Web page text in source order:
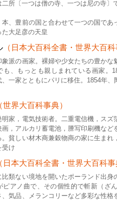
所〔一つは僧の寺、一つは尼の寺〕
本、豊前の国と合わせて一つの国で
た大足彦の天皇
（日本大百科全書・世界大百科
象派の画家。裸婦や少女たちの豊か
も、もっとも親しまれている画家。
、一家とともにパリに移住。1854年
世界大百科事典）
明家，電気技術者。二重電信機，スズ
画，アルカリ蓄電池，謄写印刷機な
。貧しい材木商兼穀物商の家に生ま
受け
日本大百科全書・世界大百科事
比類ない境地を開いたポーランド出
ピアノ曲で、その個性的で斬新（ざ
、気品、メランコリーなど多彩な性格